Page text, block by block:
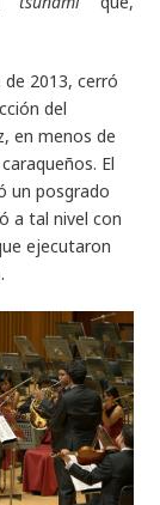
2013, cerró
del
en menos de
El
un posgrado
a tal nivel con
ejecutaron